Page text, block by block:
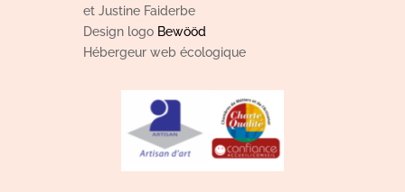
et Justine Faiderbe
Design logo Bewööd
Hébergeur web écologique